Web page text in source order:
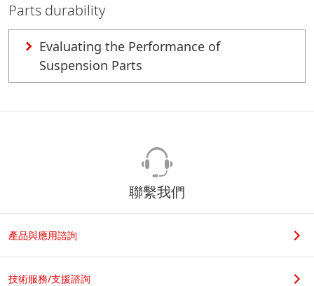
Parts durability
Evaluating the Performance of
Suspension Parts
聯繫我們
產品與應用諮詢
技術服務/支援諮詢